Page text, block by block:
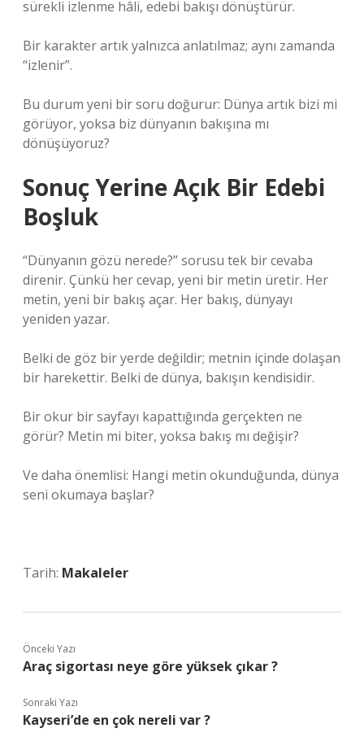
sürekli izlenme hâli, edebi bakışı dönüştürür.
Bir karakter artık yalnızca anlatılmaz; aynı zamanda
“izlenir”.
Bu durum yeni bir soru doğurur: Dünya artık bizi mi
görüyor, yoksa biz dünyanın bakışına mı
dönüşüyoruz?
Sonuç Yerine Açık Bir Edebi
Boşluk
“Dünyanın gözü nerede?” sorusu tek bir cevaba
direnir. Çünkü her cevap, yeni bir metin üretir. Her
metin, yeni bir bakış açar. Her bakış, dünyayı
yeniden yazar.
Belki de göz bir yerde değildir; metnin içinde dolaşan
bir harekettir. Belki de dünya, bakışın kendisidir.
Bir okur bir sayfayı kapattığında gerçekten ne
görür? Metin mi biter, yoksa bakış mı değişir?
Ve daha önemlisi: Hangi metin okunduğunda, dünya
seni okumaya başlar?
Tarih: Makaleler
Önceki Yazı
Araç sigortası neye göre yüksek çıkar ?
Sonraki Yazı
Kayseri’de en çok nereli var ?